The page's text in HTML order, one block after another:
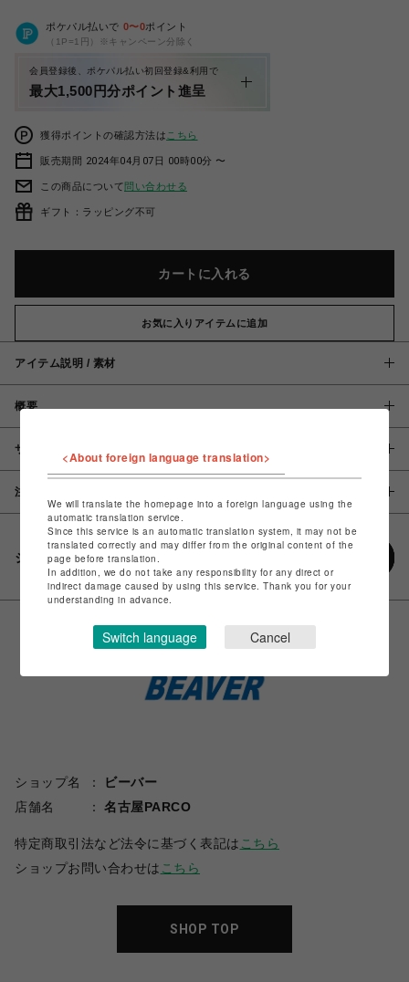
ポケパル払いで 0〜0ポイント
（1P=1円）※キャンペーン分除く
会員登録後、ポケパル払い初回登録&利用で
最大1,500円分ポイント進呈
獲得ポイントの確認方法は こちら
販売期間 2024年04月07日 00時00分 〜
この商品について問い合わせる
ギフト：ラッピング不可
カートに入れる
お気に入りアイテムに追加
アイテム説明 / 素材
概要
サイズ
注意事項
シェアする
ショップ名
ビーバー
店舗名
名古屋PARCO
特定商取引法など法令に基づく表記は こちら
ショップお問い合わせは こちら
SHOP TOP
<About foreign language translation>
We will translate the homepage into a foreign language using the
automatic translation service.
Since this service is an automatic translation system, it may not be
translated correctly and may differ from the original content of the
page before translation.
In addition, we do not take any responsibility for any direct or
indirect damage caused by using this service. Thank you for your
understanding in advance.
Switch language Cancel